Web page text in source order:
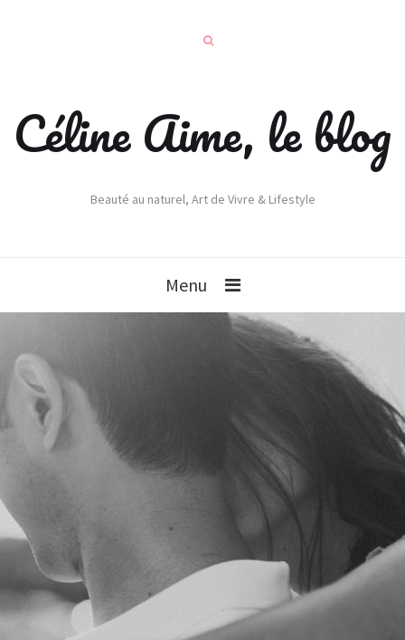
Céline Aime, le blog
Beauté au naturel, Art de Vivre & Lifestyle
Menu